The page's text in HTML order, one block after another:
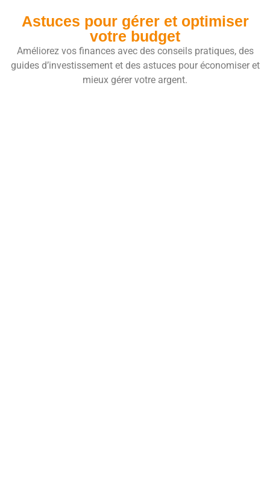
Astuces pour gérer et optimiser
votre budget
Améliorez vos finances avec des conseils pratiques, des
guides d’investissement et des astuces pour économiser et
mieux gérer votre argent.